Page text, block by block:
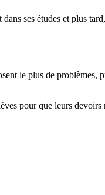
ses études et plus
le plus de problèmes,
pour que leurs